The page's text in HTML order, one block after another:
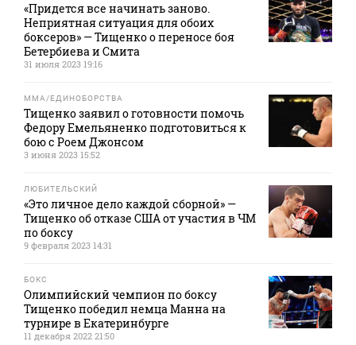
«Придется все начинать заново.
Неприятная ситуация для обоих
боксеров» — Тищенко о переносе боя
Бетербиева и Смита
31 июля 2023 19:16
MMA/ЕДИНОБОРСТВА
Тищенко заявил о готовности помочь
Федору Емельяненко подготовиться к
бою с Роем Джонсом
3 июня 2023 15:52
ЛЮБИТЕЛЬСКИЙ
«Это личное дело каждой сборной» —
Тищенко об отказе США от участия в ЧМ
по боксу
9 февраля 2023 14:31
БОКС
Олимпийский чемпион по боксу
Тищенко победил немца Манна на
турнире в Екатеринбурге
11 декабря 2022 21:50